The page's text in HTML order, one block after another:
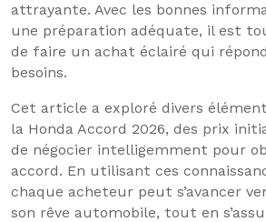
attrayante. Avec les bonnes
une préparation adéquate, il est
de faire un achat éclairé qui
besoins.
Cet article a exploré divers
la Honda Accord 2026, des prix
de négocier intelligemment pour
accord. En utilisant ces
chaque acheteur peut s’avancer
son rêve automobile, tout en